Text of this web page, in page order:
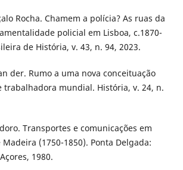
Rocha. Chamem a polícia? As ruas da
policial em Lisboa, c.1870-
de História, v. 43, n. 94, 2023.
der. Rumo a uma nova conceituação
trabalhadora mundial. História, v. 24, n.
Transportes e comunicações em
(1750-1850). Ponta Delgada:
1980.